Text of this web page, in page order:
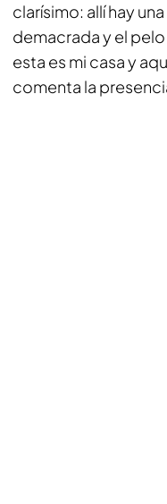
clarísimo: allí hay
demacrada y el
esta es mi casa y
comenta la